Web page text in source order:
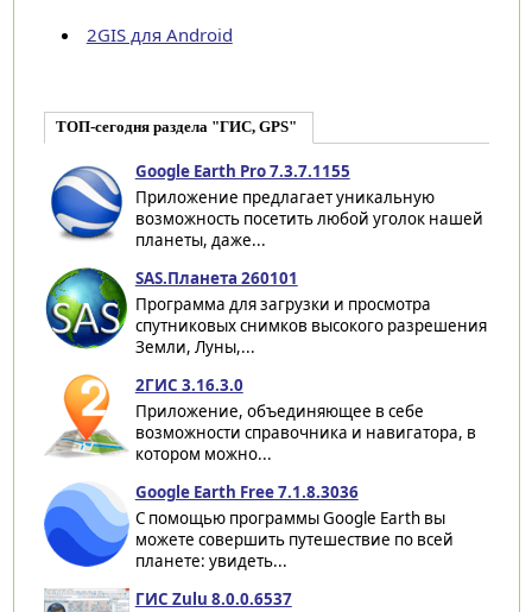
2GIS для Android
ТОП-сегодня раздела "ГИС, GPS"
Google Earth Pro 7.3.7.1155
Приложение предлагает уникальную
возможность посетить любой уголок нашей
планеты, даже...
SAS.Планета 260101
Программа для загрузки и просмотра
спутниковых снимков высокого разрешения
Земли, Луны,...
2ГИС 3.16.3.0
Приложение, объединяющее в себе
возможности справочника и навигатора, в
котором можно...
Google Earth Free 7.1.8.3036
С помощью программы Google Earth вы
можете совершить путешествие по всей
планете: увидеть...
ГИС Zulu 8.0.0.6537